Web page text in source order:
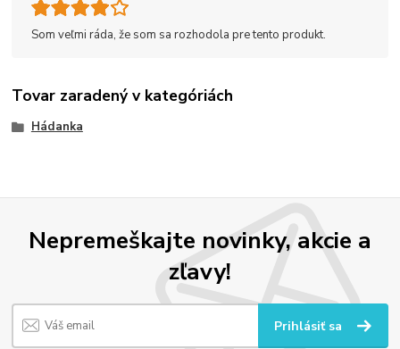
Som veľmi ráda, že som sa rozhodola pre tento produkt.
Tovar zaradený v kategóriách
Hádanka
Nepremeškajte novinky, akcie a
zľavy!
Prihlásiť sa